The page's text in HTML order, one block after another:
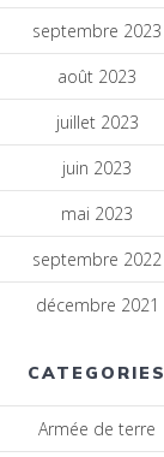
septembre 2023
août 2023
juillet 2023
juin 2023
mai 2023
septembre 2022
décembre 2021
CATEGORIES
Armée de terre